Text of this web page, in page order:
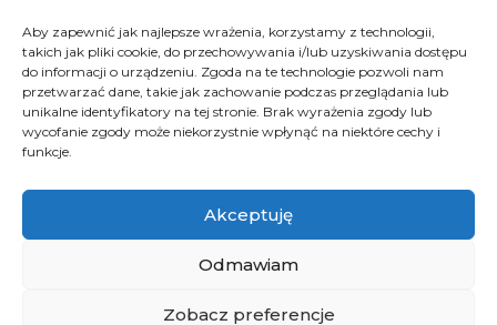
Aby zapewnić jak najlepsze wrażenia, korzystamy z technologii,
takich jak pliki cookie, do przechowywania i/lub uzyskiwania dostępu
do informacji o urządzeniu. Zgoda na te technologie pozwoli nam
przetwarzać dane, takie jak zachowanie podczas przeglądania lub
unikalne identyfikatory na tej stronie. Brak wyrażenia zgody lub
wycofanie zgody może niekorzystnie wpłynąć na niektóre cechy i
funkcje.
Akceptuję
Odmawiam
Zobacz preferencje
Polityka prywatności
Klauzula informacyjna RODO
© 2026 Samorząd Województwa Opolskiego